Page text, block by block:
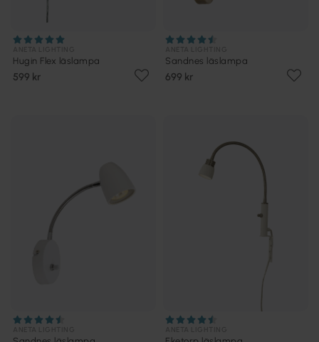
Hugin Flex läslampa
599 kr
Sandnes läslampa
699 kr